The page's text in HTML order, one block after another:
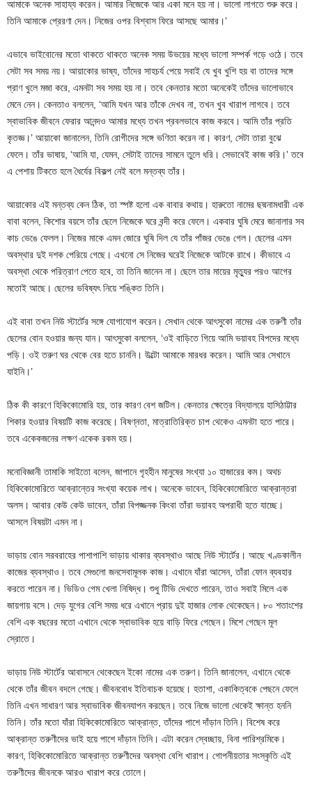
আমাকে অনেক সাহায্য করেন। আমার নিজেকে আর একা মনে হয় না। ভালো লাগতে শুরু করে।
তিনি আমাকে প্রেরণা দেন। নিজের ওপর বিশ্বাস ফিরে আসছে আমার।’
এভাবে ভাইবোনের মতো থাকতে থাকতে অনেক সময় উভয়ের মধ্যে ভালো সম্পর্ক গড়ে ওঠে। তবে
সেটা সব সময় নয়। আয়াকোর ভাষ্য, তাঁদের সাহচর্য পেয়ে সবাই যে খুব খুশি হয় বা তাদের সঙ্গে
প্রাণ খুলে মজা করে, এমনটা সব সময় হয় না। তবে কেনতার মতো অনেকেই তাঁদের ভালোভাবে
মেনে নেন। কেনতাও বললেন, ‘আমি যখন আর তাঁকে দেখব না, তখন খুব খারাপ লাগবে। তবে
স্বাভাবিক জীবনে ফেরার আনন্দও আমার মধ্যে তখন প্রবলভাবে কাজ করবে। আমি তাঁর প্রতি
কৃতজ্ঞ।’ আয়াকো জানালেন, তিনি রোগীদের সঙ্গে ভণিতা করেন না। কারণ, সেটা তারা বুঝে
ফেলে। তাঁর ভাষায়, ‘আমি যা, যেমন, সেটাই তাদের সামনে তুলে ধরি। সেভাবেই কাজ করি।’ তবে
এ পেশায় টিকতে হলে ধৈর্যের বিকল্প নেই বলে মন্তব্য তাঁর।
আয়াকোর এই মন্তব্য কেন ঠিক, তা স্পষ্ট হলো এক বাবার কথায়। হারুতো নামের ছদ্মনামধারী এক
বাবা বলেন, কিশোর বয়সে তাঁর ছেলে নিজেকে ঘরে বন্দী করে ফেলে। একবার ঘুষি মেরে জানালার সব
কাচ ভেঙে ফেলল। নিজের মাকে এমন জোরে ঘুষি দিল যে তাঁর পাঁজর ভেঙে গেল। ছেলের এমন
অবস্থার দুই দশক পেরিয়ে গেছে। এখনো সে নিজের ঘরেই নিজেকে আটকে রাখে। কীভাবে এ
অবস্থা থেকে পরিত্রাণ পেতে হবে, তা তিনি জানেন না। ছেলে তার মায়ের মৃত্যুর পরও আগের
মতোই আছে। ছেলের ভবিষ্যৎ নিয়ে শঙ্কিত তিনি।
এই বাবা তখন নিউ স্টার্টের সঙ্গে যোগাযোগ করেন। সেখান থেকে আৎসুকো নামের এক তরুণী তাঁর
ছেলের বোন হওয়ার জন্য যান। আৎসুকো বললেন, ‘ওই বাড়িতে গিয়ে আমি ভয়াবহ বিপদের মধ্যে
পড়ি। ওই তরুণ ঘর থেকে বের হতে চাননি। উল্টো আমাকে মারধর করেন। আমি আর সেখানে
যাইনি।’
ঠিক কী কারণে হিকিকোমোরি হয়, তার কারণ বেশ জটিল। কেনতার ক্ষেত্রে বিদ্যালয়ে হাসিঠাট্টার
শিকার হওয়ার বিষয়টি কাজ করেছে। বিষণ্নতা, মাত্রাতিরিক্ত চাপ থেকেও এমনটা হতে পারে।
তবে একেকজনের লক্ষণ একেক রকম হয়।
মনোবিজ্ঞানী তামাকি সাইতো বলেন, জাপানে গৃহহীন মানুষের সংখ্যা ১০ হাজারের কম। অথচ
হিকিকোমোরিতে আক্রান্তের সংখ্যা কয়েক লাখ। অনেকে ভাবেন, হিকিকোমোরিতে আক্রান্তরা
অলস। আবার কেউ কেউ ভাবেন, তাঁরা বিপজ্জনক কিংবা তাঁরা ভয়াবহ অপরাধী হতে যাচ্ছে।
আসলে বিষয়টা এমন না।
ভাড়ায় বোন সরবরাহের পাশাপাশি ভাড়ায় থাকার ব্যবস্থাও আছে নিউ স্টার্টের। আছে খণ্ডকালীন
কাজের ব্যবস্থাও। তবে সেগুলো জনসেবামূলক কাজ। এখানে যাঁরা আসেন, তাঁরা ফোন ব্যবহার
করতে পারেন না। ভিডিও গেম খেলা নিষিদ্ধ। শুধু টিভি দেখতে পারেন, তাও সবাই মিলে এক
জায়গায় বসে। দেড় যুগের বেশি সময় ধরে এখানে প্রায় দুই হাজার লোক থেকেছেন। ৮০ শতাংশের
বেশি এক বছরের মতো এখানে থেকে স্বাভাবিক হয়ে বাড়ি ফিরে গেছেন। মিশে গেছেন মূল
স্রোতে।
ভাড়ায় নিউ স্টার্টের আবাসনে থেকেছেন ইকো নামের এক তরুণ। তিনি জানালেন, এখানে থেকে
থেকে তাঁর জীবন বদলে গেছে। জীবনবোধ ইতিবাচক হয়েছে। হতাশা, একাকিত্বকে পেছনে ফেলে
তিনি এখন সাধারণ আর স্বাভাবিক জীবনযাপন করছেন। তবে নিজে ভালো থেকেই ক্ষান্ত হননি
তিনি। তাঁর মতো যাঁরা হিকিকোমোরিতে আক্রান্ত, তাঁদের পাশে দাঁড়ান তিনি। বিশেষ করে
আক্রান্ত তরুণীদের ভাই হয়ে পাশে দাঁড়ান তিনি। এটা করেন স্বেচ্ছায়, বিনা পারিশ্রমিকে।
কারণ, হিকিকোমোরিতে আক্রান্ত তরুণীদের অবস্থা বেশি খারাপ। গোপনীয়তার সংস্কৃতি এই
তরুণীদের জীবনকে আরও খারাপ করে তোলে।